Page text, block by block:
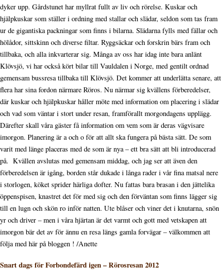
dyker upp. Gårdstunet har myllrat fullt av liv och rörelse. Kuskar och
hjälpkuskar som ställer i ordning med stallar och slädar, seldon som tas fram
ur de gigantiska packningar som finns i bilarna. Slädarna fylls med fällar och
hölådor, sittskinn och diverse filtar. Ryggsäckar och forskrin bärs fram och
tillbaka, och alla inkvarterar sig. Många av oss har idag inte bara anlänt
Klövsjö, vi har också kört bilar till Vauldalen i Norge, med gentilt ordnad
gemensam bussresa tillbaka till Klövsjö. Det kommer att underlätta senare, att
flera har sina fordon närmare Röros. Nu närmar sig kvällens förberedelser,
där kuskar och hjälpkuskar håller möte med information om placering i slädar
och vad som väntar i stort under resan, framförallt morgondagens upplägg.
Därefter skall våra gäster få information om vem som är deras vägvisare
imorgon. Planering är a och o för att allt ska fungera på bästa sätt. De som
varit med länge placeras med de som är nya – ett bra sätt att bli introducerad
på. Kvällen avslutas med gemensam middag, och jag ser att även den
förberedelsen är igång, borden står dukade i långa rader i vår fina matsal nere
i storlogen, köket sprider härliga dofter. Nu fattas bara brasan i den jättelika
öppenspisen, knastret det för med sig och den förväntan som finns lägger sig
till en lugn och skön ro inför natten. Ute blåser och viner det i knutarna, snön
yr och driver – men i våra hjärtan är det varmt och gott med vetskapen att
imorgon bär det av för ännu en resa längs gamla forvägar – välkommen att
följa med här på bloggen ! /Anette
Snart dags för Forbondefärd igen – Rörosresan 2012